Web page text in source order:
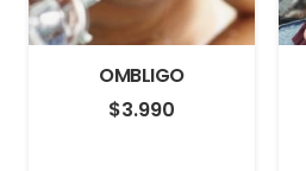
OMBLIGO
$3.990